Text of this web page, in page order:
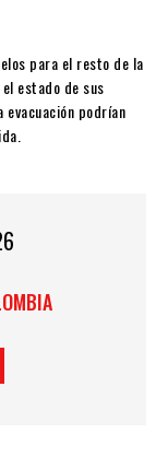
para el resto de la
estado de sus
podrían